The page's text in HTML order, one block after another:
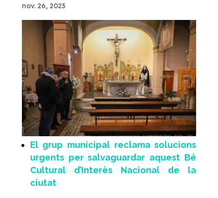
nov. 26, 2023
El grup municipal reclama solucions
urgents per salvaguardar aquest Bé
Cultural d’Interès Nacional de la
ciutat